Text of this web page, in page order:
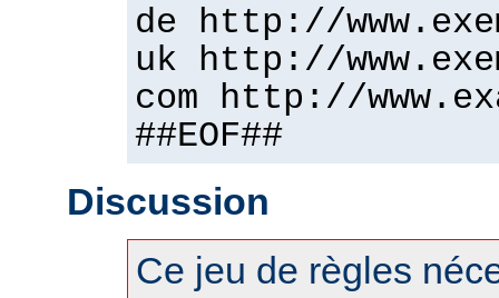
de http://
uk http://
com http://
##EOF##
Discussion
Ce jeu de règles